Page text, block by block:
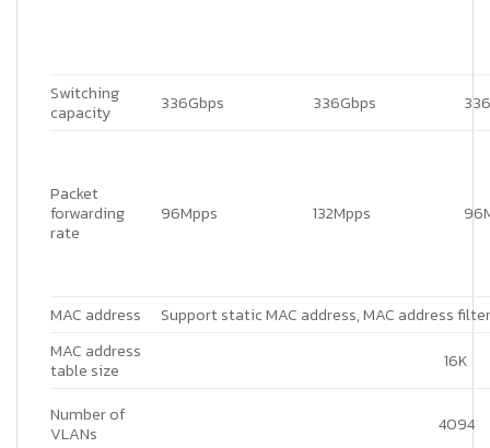
Switching
capacity
336Gbps 336Gbps
Packet
forwarding
rate
96Mpps 132Mpps
MAC address
Support static MAC address, MAC address
MAC address
table size
16K
Number of
VLANs
4094